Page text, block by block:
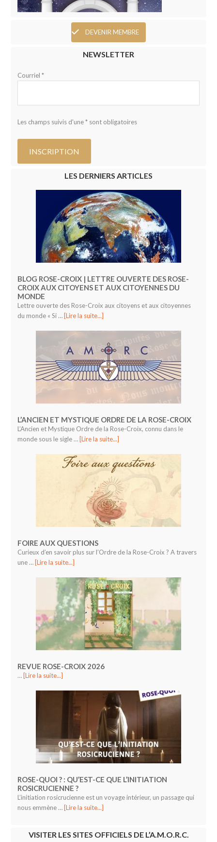
DEVENIR MEMBRE
NEWSLETTER
Courriel *
Les champs suivis d'une * sont obligatoires
LES DERNIERS ARTICLES
BLOG ROSE-CROIX | LETTRE OUVERTE DES ROSE-
CROIX AUX CITOYENS ET AUX CITOYENNES DU
MONDE
Lettre ouverte des Rose-Croix aux citoyens et aux citoyennes
du monde « Si … [Lire la suite...]
L’ANCIEN ET MYSTIQUE ORDRE DE LA ROSE-CROIX
L’Ancien et Mystique Ordre de la Rose-Croix, connu dans le
monde sous le sigle … [Lire la suite...]
FOIRE AUX QUESTIONS
Curieux d’en savoir plus sur l’Ordre de la Rose-Croix ? A travers
une … [Lire la suite...]
REVUE ROSE-CROIX 2026
… [Lire la suite...]
ROSE-QUOI ? : QU’EST-CE QUE L’INITIATION
ROSICRUCIENNE ?
L’initiation rosicrucienne est un voyage intérieur, un passage qui
nous emmène … [Lire la suite...]
VISITER LES SITES OFFICIELS DE L’A.M.O.R.C.